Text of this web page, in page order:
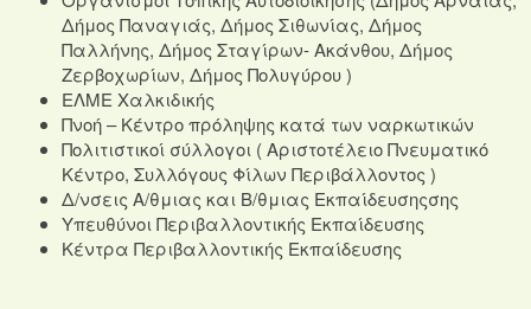
Δήμος Παναγιάς, Δήμος Σιθωνίας, Δήμος
Παλλήνης, Δήμος Σταγίρων- Ακάνθου, Δήμος
Ζερβοχωρίων, Δήμος Πολυγύρου )
ΕΛΜΕ Χαλκιδικής
Πνοή – Κέντρο πρόληψης κατά των ναρκωτικών
Πολιτιστικοί σύλλογοι ( Αριστοτέλειο Πνευματικό
Κέντρο, Συλλόγους Φίλων Περιβάλλοντος )
Δ/νσεις Α/θμιας και Β/θμιας Εκπαίδευσηςσης
Υπευθύνοι Περιβαλλοντικής Εκπαίδευσης
Κέντρα Περιβαλλοντικής Εκπαίδευσης